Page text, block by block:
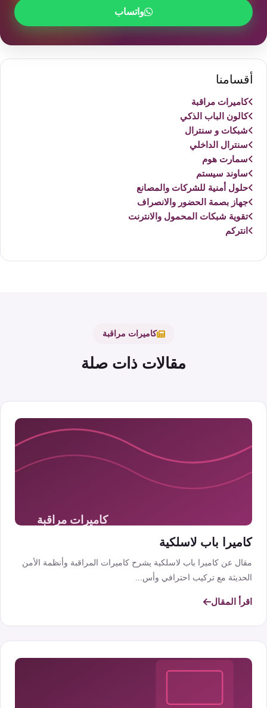
واتساب
أقسامنا
كاميرات مراقبة
كالون الباب الذكي
شبكات و سنترال
سنترال الداخلي
سمارت هوم
ساوند سيستم
حلول أمنية للشركات والمصانع
جهاز بصمة الحضور والانصراف
تقوية شبكات المحمول والانترنت
انتركم
كاميرات مراقبة
مقالات ذات صلة
كاميرا باب لاسلكية
مقال عن كاميرا باب لاسلكية يشرح كاميرات المراقبة وأنظمة الأمن
الحديثة مع تركيب احترافي وأس...
اقرأ المقال